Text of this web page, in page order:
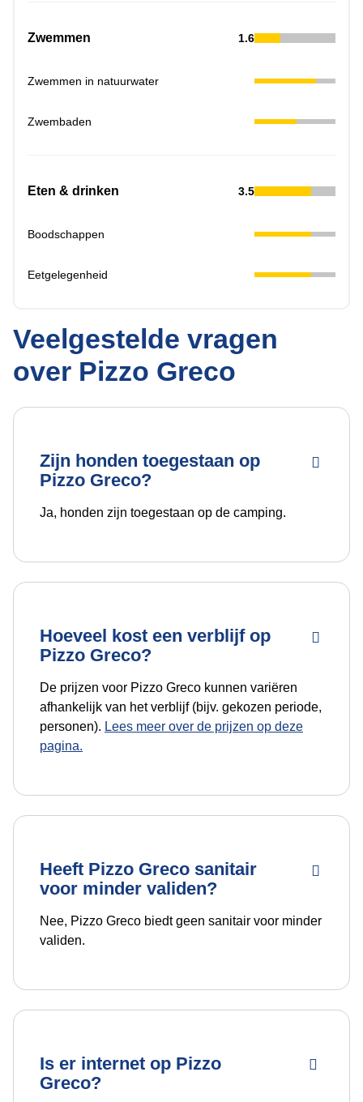
Zwemmen 1.6
Zwemmen in natuurwater
Zwembaden
Eten & drinken 3.5
Boodschappen
Eetgelegenheid
Veelgestelde vragen
over Pizzo Greco
Zijn honden toegestaan op
Pizzo Greco?
Ja, honden zijn toegestaan op de camping.
Hoeveel kost een verblijf op
Pizzo Greco?
De prijzen voor Pizzo Greco kunnen variëren
afhankelijk van het verblijf (bijv. gekozen periode,
personen). Lees meer over de prijzen op deze
pagina.
Heeft Pizzo Greco sanitair
voor minder validen?
Nee, Pizzo Greco biedt geen sanitair voor minder
validen.
Is er internet op Pizzo
Greco?